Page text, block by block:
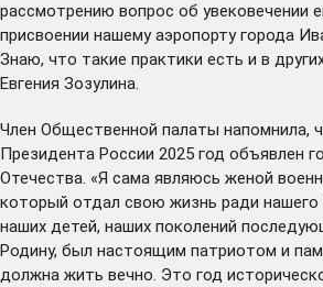
рассмотрению вопрос об увековечении
присвоении нашему аэропорту города
Знаю, что такие практики есть и в
Евгения Зозулина.
Член Общественной палаты напомнила,
Президента России 2025 год объявлен
Отечества. «Я сама являюсь женой
который отдал свою жизнь ради нашего
наших детей, наших поколений
Родину, был настоящим патриотом и
должна жить вечно. Это год